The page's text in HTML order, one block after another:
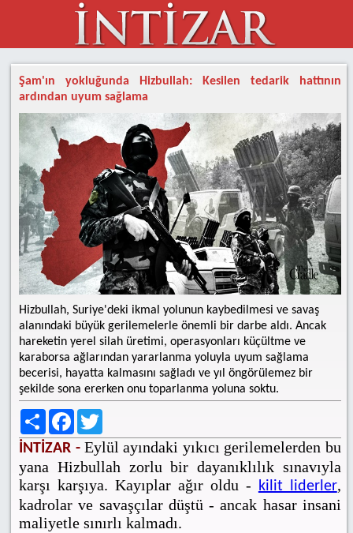
Şam'ın yokluğunda Hizbullah: Kesilen tedarik hattının
ardından uyum sağlama
Hizbullah, Suriye'deki ikmal yolunun kaybedilmesi ve savaş
alanındaki büyük gerilemelerle önemli bir darbe aldı. Ancak
hareketin yerel silah üretimi, operasyonları küçültme ve
karaborsa ağlarından yararlanma yoluyla uyum sağlama
becerisi, hayatta kalmasını sağladı ve yıl öngörülemez bir
şekilde sona ererken onu toparlanma yoluna soktu.
Share Facebook
İNTİZAR -Eylül ayındaki yıkıcı gerilemelerden bu
yana Hizbullah zorlu bir dayanıklılık sınavıyla
karşı karşıya. Kayıplar ağır oldu - kilit liderler,
kadrolar ve savaşçılar düştü - ancak hasar insani
maliyetle sınırlı kalmadı.